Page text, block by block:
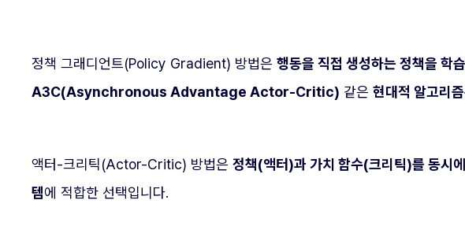
정책 그래디언트(Policy Gradient) 방법은 행동을 직접 생성하는 정책을 학습
A3C(Asynchronous Advantage Actor-Critic) 같은 현대적 알고리
액터-크리틱(Actor-Critic) 방법은 정책(액터)과 가치 함수(크리틱)를 동시
템에 적합한 선택입니다.